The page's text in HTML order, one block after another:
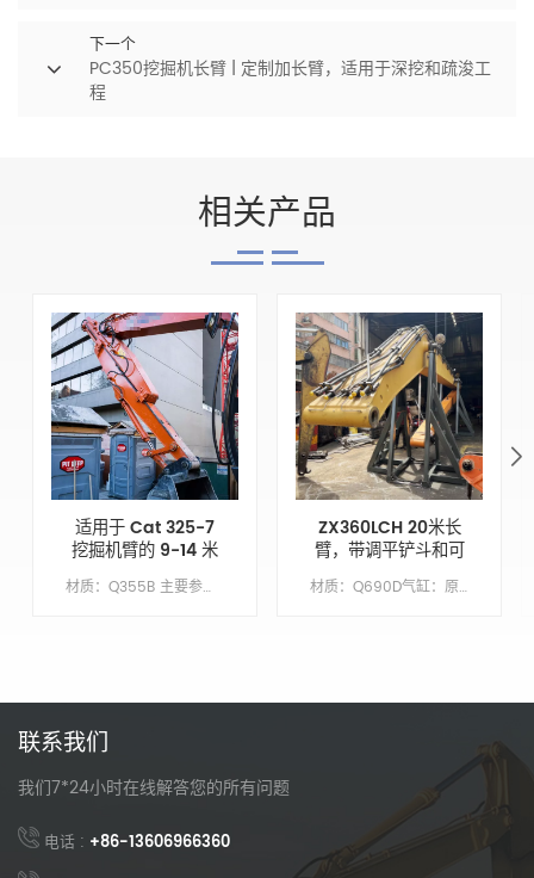
下一个
PC350挖掘机长臂 | 定制加长臂，适用于深挖和疏浚工
程
相关产品
适用于 Cat 325-7
挖掘机臂的 9-14 米
可伸缩斗杆增强挖掘
能力 材质：Q355B 主要参数 模型 CAT325-7 动臂长度 XX 臂长 9 铲斗容积/M&sup3; 0.7 配重 不需要
ZX360LCH 20米长
臂，带调平铲斗和可
拆卸铲斗齿 材质：Q690D气缸：原始尺寸繁荣：1137万臂长：8.63 米桶：1.5 立方米底漆/涂层：喷涂富锌底漆
联系我们
我们7*24小时在线解答您的所有问题
电话 : +86-13606966360